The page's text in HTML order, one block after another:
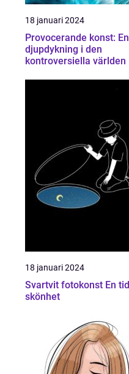
18 januari 2024
Provocerande konst: En
djupdykning i den
kontroversiella världen
18 januari 2024
Svartvit fotokonst En tidlös
skönhet